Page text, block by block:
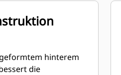
hinterem
die